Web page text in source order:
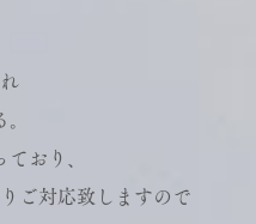
おり、
ご対応致しますので